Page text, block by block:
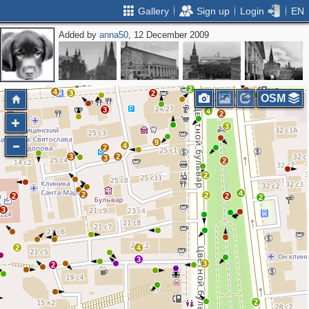
Gallery Sign up Login EN
Added byanna50, 12 December 2009
2
2
2
2
6
3
3
6
2
2
2
2
8
2
3
2
3
4
2
2
3
2
2
4
2 2
3
2
4
2
9
2
2
5
3
4
2
3
2
3
5
3
4 3
2
3
2
2
OSM